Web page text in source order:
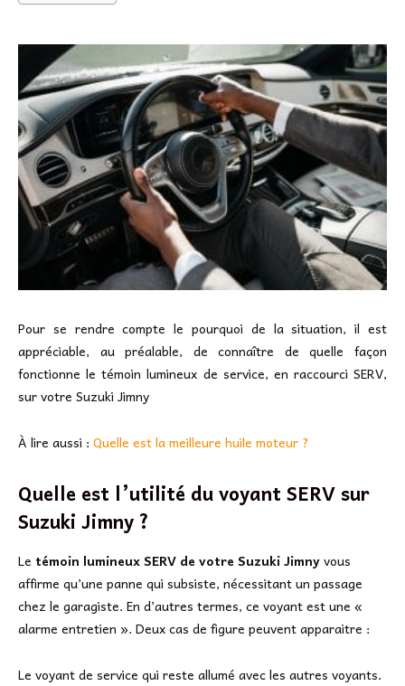
Pour se rendre compte le pourquoi de la situation, il est
appréciable, au préalable, de connaître de quelle façon
fonctionne le témoin lumineux de service, en raccourci SERV,
sur votre Suzuki Jimny
À lire aussi : Quelle est la meilleure huile moteur ?
Quelle est l’utilité du voyant SERV sur
Suzuki Jimny ?
Le témoin lumineux SERV de votre Suzuki Jimnyvous
affirme qu’une panne qui subsiste, nécessitant un passage
chez le garagiste. En d’autres termes, ce voyant est une «
alarme entretien ». Deux cas de figure peuvent apparaitre :
Le voyant de service qui reste allumé avec les autres voyants.